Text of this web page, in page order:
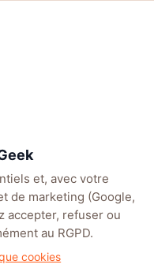
et, avec votre
de marketing (Google,
accepter, refuser ou
au RGPD.
cookies